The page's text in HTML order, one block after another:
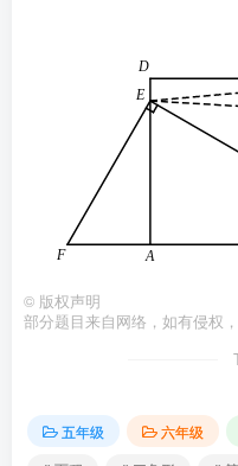
© 版权声明
部分题目来自网络，如有侵权
五年级 六年级